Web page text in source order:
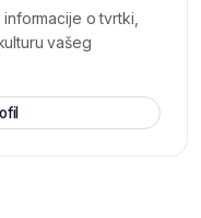
o tvrtki,
vašeg